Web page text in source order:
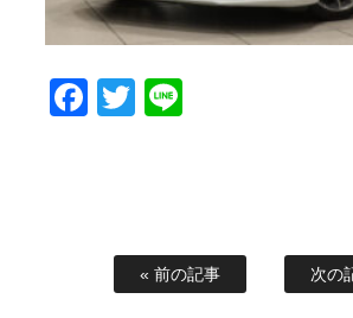
Facebook
Twitter
« 前の記事 次の